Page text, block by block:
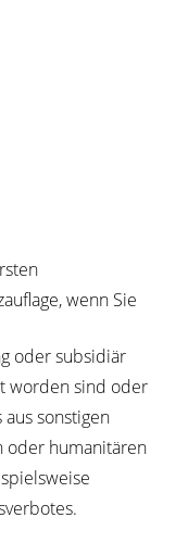
wenn Sie
oder subsidiär
worden sind oder
sonstigen
oder humanitären